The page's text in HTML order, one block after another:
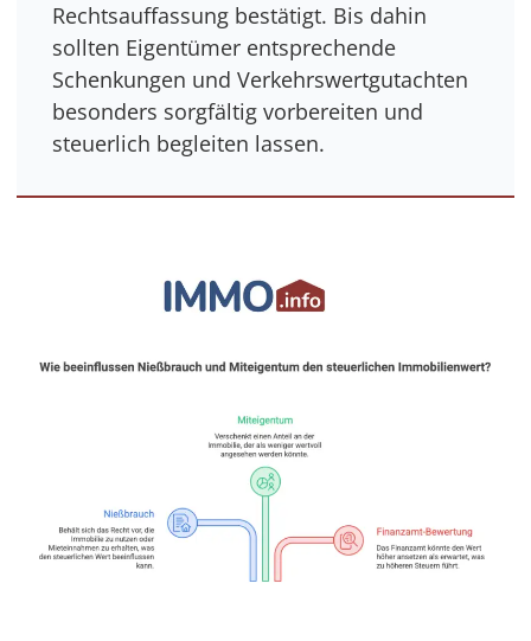
Rechtsauffassung bestätigt. Bis dahin
sollten Eigentümer entsprechende
Schenkungen und Verkehrswertgutachten
besonders sorgfältig vorbereiten und
steuerlich begleiten lassen.